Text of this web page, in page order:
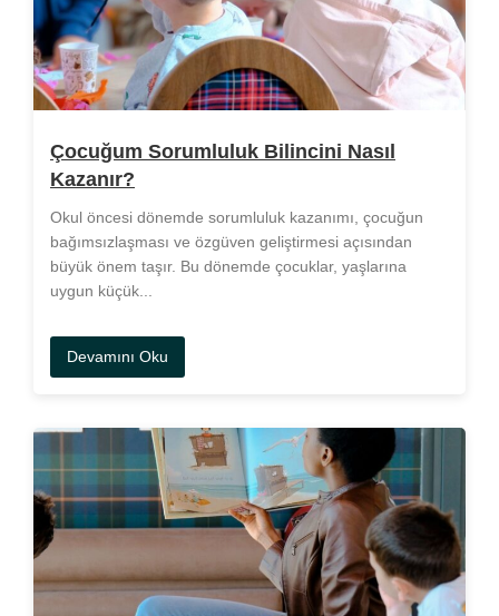
Çocuğum Sorumluluk Bilincini Nasıl
Kazanır?
Okul öncesi dönemde sorumluluk kazanımı, çocuğun
bağımsızlaşması ve özgüven geliştirmesi açısından
büyük önem taşır. Bu dönemde çocuklar, yaşlarına
uygun küçük...
Devamını Oku